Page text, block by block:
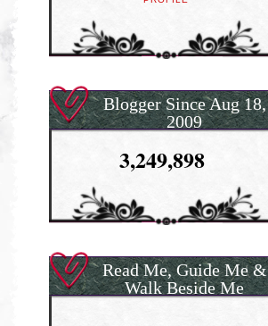
Blogger Since Aug 18,
2009
3,249,898
Read Me, Guide Me &
Walk Beside Me